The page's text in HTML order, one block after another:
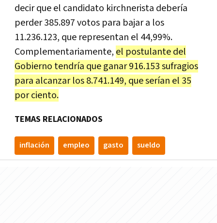
decir que el candidato kirchnerista debería
perder 385.897 votos para bajar a los
11.236.123, que representan el 44,99%.
Complementariamente, el postulante del
Gobierno tendría que ganar 916.153 sufragios
para alcanzar los 8.741.149, que serían el 35
por ciento.
TEMAS RELACIONADOS
inflación empleo gasto sueldo